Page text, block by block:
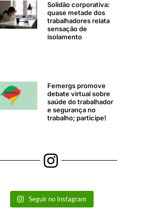
Solidão corporativa:
quase metade dos
trabalhadores relata
sensação de
isolamento
Femergs promove
debate virtual sobre
saúde do trabalhador
e segurança no
trabalho; participe!
Seguir no Instagram